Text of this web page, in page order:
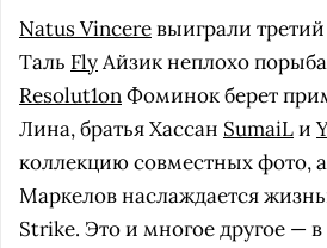
Natus Vincereвыиграли
Таль FlyАйзик неплохо
Resolut1onФоминок берет
Лина, братья Хассан SumaiLи
коллекцию совместных фото,
Маркелов наслаждается
Strike. Это и многое другое —